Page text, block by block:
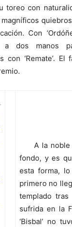
toreo con
magníficos
Con
a dos manos
con ‘Remate’.
A la noble
fondo, y es
esta forma,
primero no
templado
sufrida en la
‘Bisbal’ no